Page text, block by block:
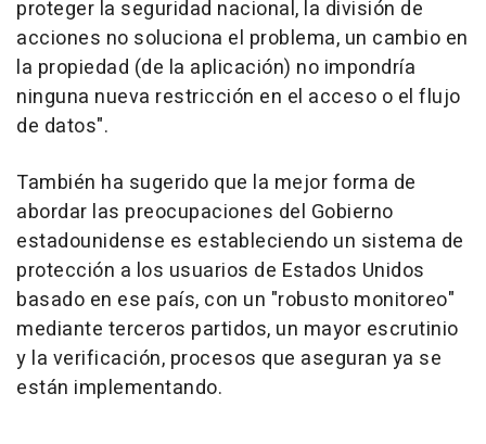
proteger la seguridad nacional, la división de
acciones no soluciona el problema, un cambio en
la propiedad (de la aplicación) no impondría
ninguna nueva restricción en el acceso o el flujo
de datos".
También ha sugerido que la mejor forma de
abordar las preocupaciones del Gobierno
estadounidense es estableciendo un sistema de
protección a los usuarios de Estados Unidos
basado en ese país, con un "robusto monitoreo"
mediante terceros partidos, un mayor escrutinio
y la verificación, procesos que aseguran ya se
están implementando.